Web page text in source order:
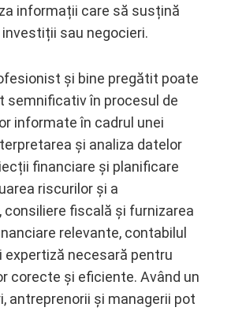
informații care să susțină
sau negocieri.
și bine pregătit poate
semnificativ în procesul de
informate în cadrul unei
și analiza datelor
financiare și planificare
riscurilor și a
consiliere fiscală și furnizarea
relevante, contabilul
expertiză necesară pentru
corecte și eficiente. Având un
antreprenorii și managerii pot